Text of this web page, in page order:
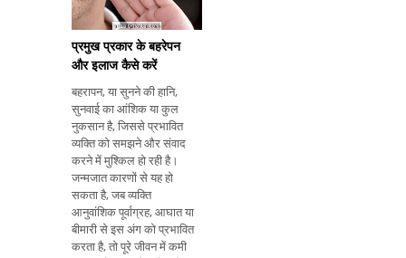
प्रमुख प्रकार के बहरेपन
और इलाज कैसे करें
बहरापन, या सुनने की हानि,
सुनवाई का आंशिक या कुल
नुकसान है, जिससे प्रभावित
व्यक्ति को समझने और संवाद
करने में मुश्किल हो रही है।
जन्मजात कारणों से यह हो
सकता है, जब व्यक्ति
आनुवांशिक पूर्वाग्रह, आघात या
बीमारी से इस अंग को प्रभावित
करता है, तो पूरे जीवन में कमी